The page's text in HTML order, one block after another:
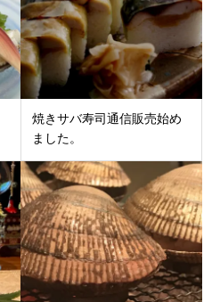
焼きサバ寿司通信販売始め
ました。